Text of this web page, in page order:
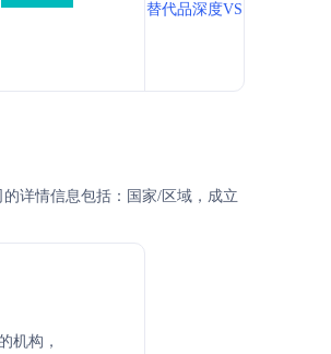
替代品深度VS
详情信息包括：国家/区域，成立
机构，